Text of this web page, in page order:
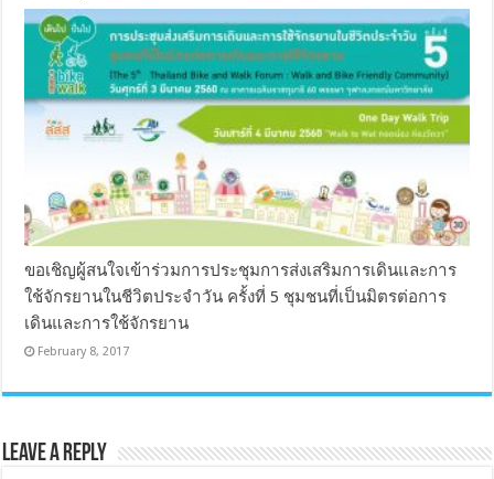
ขอเชิญผู้สนใจเข้าร่วมการประชุมการส่งเสริมการเดินและการ
ใช้จักรยานในชีวิตประจำวัน ครั้งที่ 5 ชุมชนที่เป็นมิตรต่อการ
เดินและการใช้จักรยาน
February 8, 2017
Leave a Reply